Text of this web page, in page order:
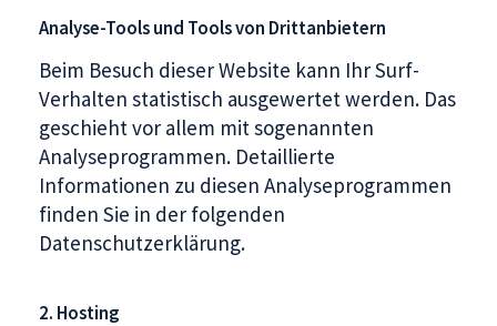
Analyse-Tools und Tools von Dritt­anbietern
Beim Besuch dieser Website kann Ihr Surf-
Verhalten statistisch ausgewertet werden. Das
geschieht vor allem mit sogenannten
Analyseprogrammen. Detaillierte
Informationen zu diesen Analyseprogrammen
finden Sie in der folgenden
Datenschutzerklärung.
2. Hosting